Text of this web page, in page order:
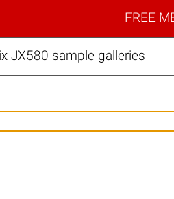
FREE
JX580 sample galleries